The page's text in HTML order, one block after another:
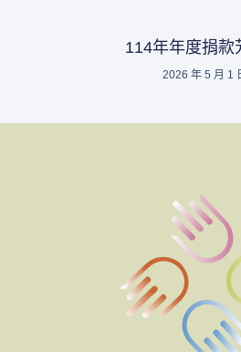
114年年度捐款
2026 年 5 月 1